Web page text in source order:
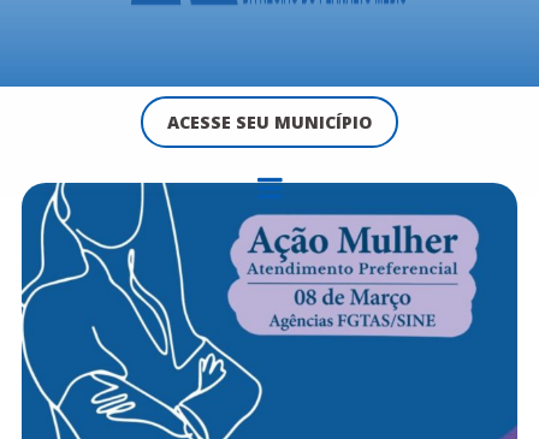
ACESSE SEU MUNICÍPIO